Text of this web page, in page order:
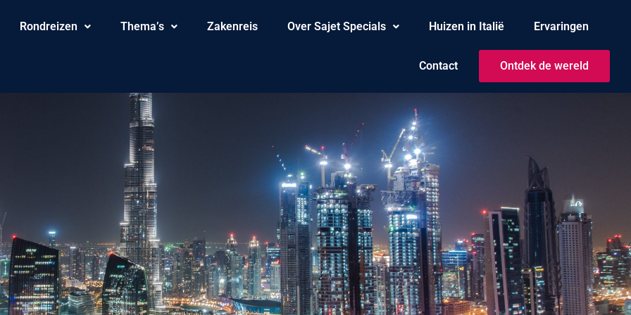
Rondreizen Thema’s Zakenreis Over Sajet Specials Huizen in Italië Ervaringen
Contact Ontdek de wereld